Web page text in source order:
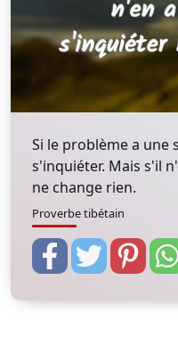
Si le problème a une
s'inquiéter. Mais s'il
ne change rien.
Proverbe tibétain